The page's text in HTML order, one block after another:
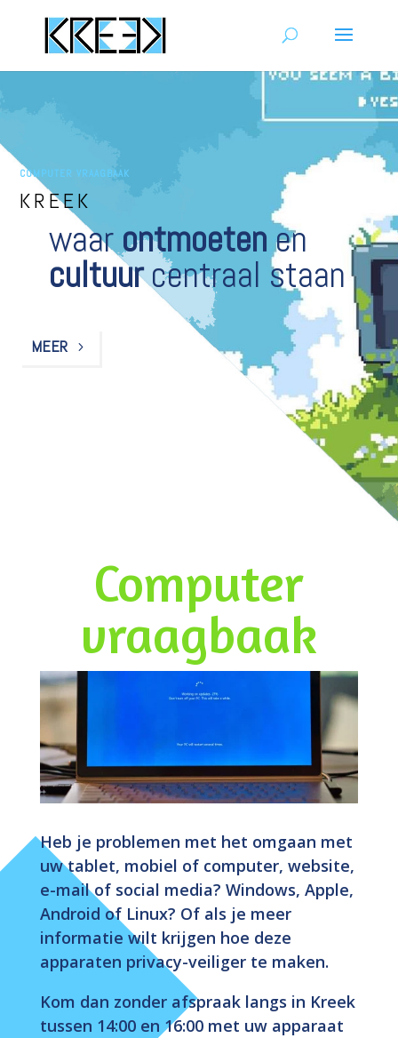
COMPUTER VRAAGBAAK
KREEK
waarontmoetenen
cultuurcentraal staan
MEER
Computer
vraagbaak
Heb je problemen met het omgaan met
uw tablet, mobiel of computer, website,
e-mail of social media? Windows, Apple,
Android of Linux? Of als je meer
informatie wilt krijgen hoe deze
apparaten privacy-veiliger te maken.
Kom dan zonder afspraak langs in Kreek
tussen 14:00 en 16:00 met uw apparaat